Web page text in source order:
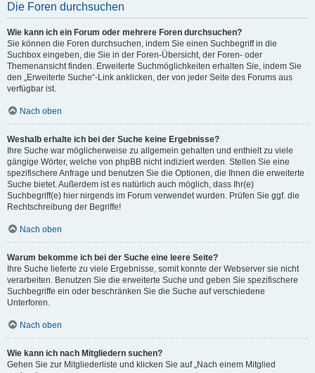
Die Foren durchsuchen
Wie kann ich ein Forum oder mehrere Foren durchsuchen?
Sie können die Foren durchsuchen, indem Sie einen Suchbegriff in die
Suchbox eingeben, die Sie in der Foren-Übersicht, der Foren- oder
Themenansicht finden. Erweiterte Suchmöglichkeiten erhalten Sie, indem Sie
den „Erweiterte Suche“-Link anklicken, der von jeder Seite des Forums aus
verfügbar ist.
Nach oben
Weshalb erhalte ich bei der Suche keine Ergebnisse?
Ihre Suche war möglicherweise zu allgemein gehalten und enthielt zu viele
gängige Wörter, welche von phpBB nicht indiziert werden. Stellen Sie eine
spezifischere Anfrage und benutzen Sie die Optionen, die Ihnen die erweiterte
Suche bietet. Außerdem ist es natürlich auch möglich, dass Ihr(e)
Suchbegriff(e) hier nirgends im Forum verwendet wurden. Prüfen Sie ggf. die
Rechtschreibung der Begriffe!
Nach oben
Warum bekomme ich bei der Suche eine leere Seite?
Ihre Suche lieferte zu viele Ergebnisse, somit konnte der Webserver sie nicht
verarbeiten. Benutzen Sie die erweiterte Suche und geben Sie spezifischere
Suchbegriffe ein oder beschränken Sie die Suche auf verschiedene
Unterforen.
Nach oben
Wie kann ich nach Mitgliedern suchen?
Gehen Sie zur Mitgliederliste und klicken Sie auf „Nach einem Mitglied